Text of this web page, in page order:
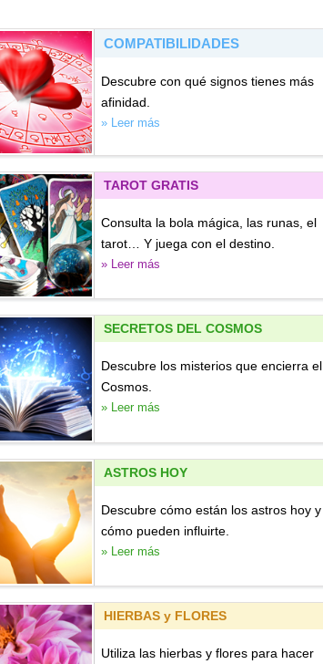
COMPATIBILIDADES
Descubre con qué signos tienes más
afinidad.
» Leer más
TAROT GRATIS
Consulta la bola mágica, las runas, el
tarot… Y juega con el destino.
» Leer más
SECRETOS DEL COSMOS
Descubre los misterios que encierra el
Cosmos.
» Leer más
ASTROS HOY
Descubre cómo están los astros hoy y
cómo pueden influirte.
» Leer más
HIERBAS y FLORES
Utiliza las hierbas y flores para hacer